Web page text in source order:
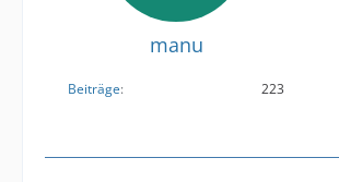
manu
Beiträge 223